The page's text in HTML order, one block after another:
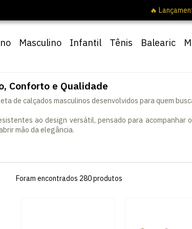
Masculino Infantil Tênis Balearic
Conforto e Qualidade
de calçados masculinos desenvolvidos para quem
ao design versátil, pensado para
mão da elegância.
Foram encontrados 280produtos